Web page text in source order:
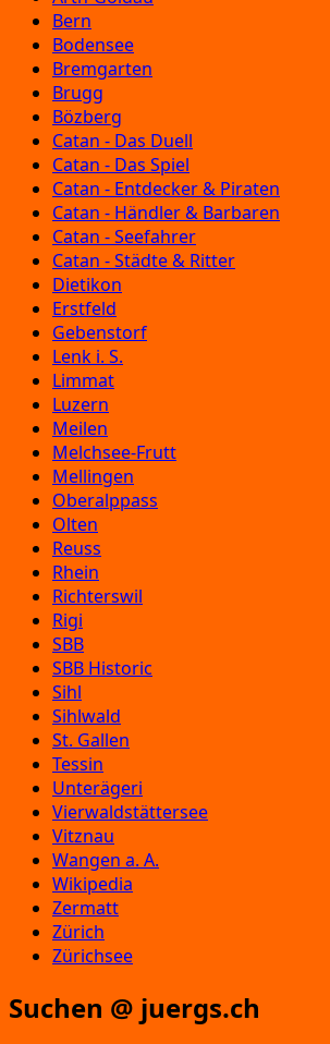
Bern
Bodensee
Bremgarten
Brugg
Bözberg
Catan - Das Duell
Catan - Das Spiel
Catan - Entdecker & Piraten
Catan - Händler & Barbaren
Catan - Seefahrer
Catan - Städte & Ritter
Dietikon
Erstfeld
Gebenstorf
Lenk i. S.
Limmat
Luzern
Meilen
Melchsee-Frutt
Mellingen
Oberalppass
Olten
Reuss
Rhein
Richterswil
Rigi
SBB
SBB Historic
Sihl
Sihlwald
St. Gallen
Tessin
Unterägeri
Vierwaldstättersee
Vitznau
Wangen a. A.
Wikipedia
Zermatt
Zürich
Zürichsee
Suchen @ juergs.ch